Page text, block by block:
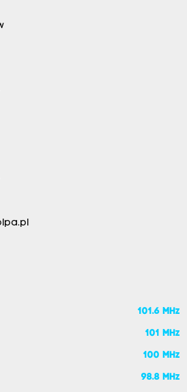
101.6 MHz
101 MHz
100 MHz
98.8 MHz